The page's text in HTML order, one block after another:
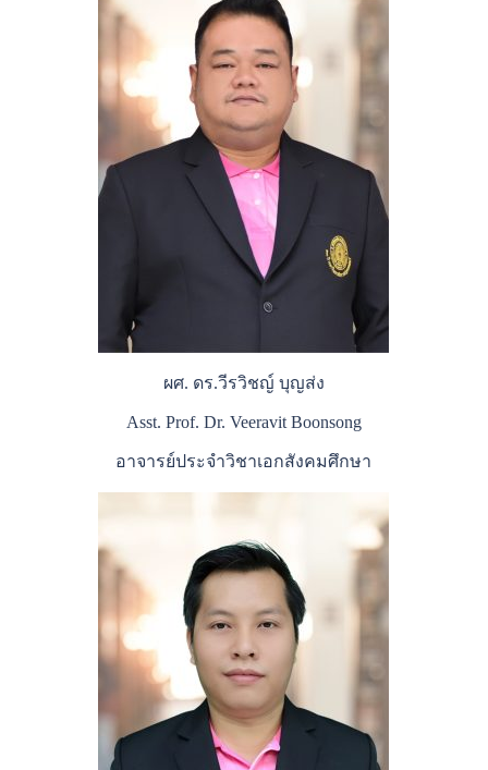
ผศ. ดร.วีรวิชญ์ บุญส่ง
Asst. Prof. Dr. Veeravit Boonsong
อาจารย์ประจำวิชาเอกสังคมศึกษา